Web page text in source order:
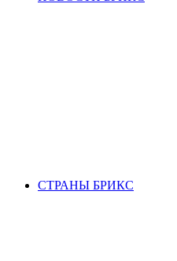
СТРАНЫ БРИКС